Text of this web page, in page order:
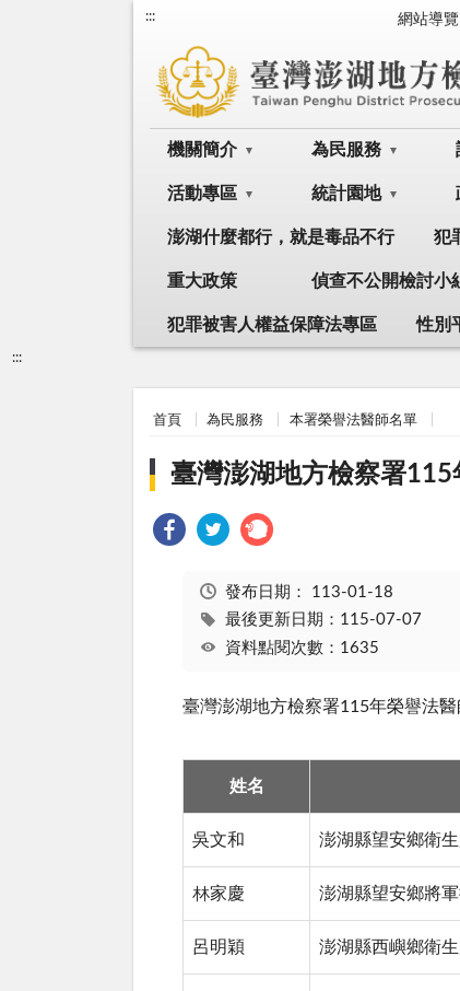
::: 網站導覽
機關簡介 為民服務
活動專區 統計園地
澎湖什麼都行，就是毒品不行 犯
重大政策 偵查不公開檢討小
犯罪被害人權益保障法專區 性別
:::
首頁 為民服務 本署榮譽法醫師名單
臺灣澎湖地方檢察署
發布日期： 113-01-18
最後更新日期：115-07-07
資料點閱次數：1635
臺灣澎湖地方檢察署115年榮譽法
姓名
吳文和 澎湖縣望安鄉衛
林家慶 澎湖縣望安鄉將
呂明穎 澎湖縣西嶼鄉衛